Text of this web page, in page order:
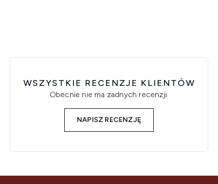
WSZYSTKIE RECENZJE KLIENTÓW
Obecnie nie ma żadnych recenzji.
NAPISZ RECENZJĘ